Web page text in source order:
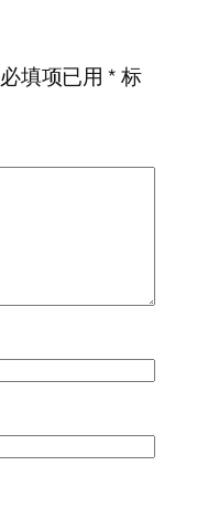
必填项已用*标